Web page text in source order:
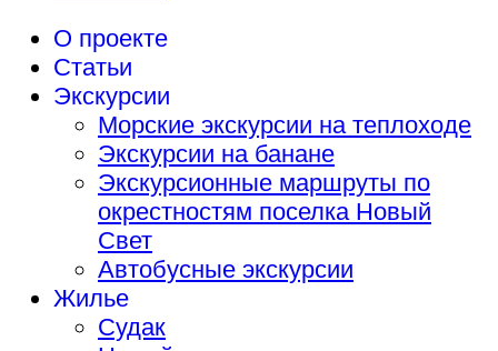
О проекте
Статьи
Экскурсии
Морские экскурсии на теплоходе
Экскурсии на банане
Экскурсионные маршруты по
окрестностям поселка Новый
Свет
Автобусные экскурсии
Жилье
Судак